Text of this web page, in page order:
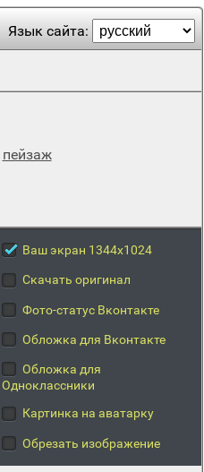
Язык сайта:
пейзаж
Ваш экран 1344x1024
Скачать оригинал
Фото-статус Вконтакте
Обложка для Вконтакте
Обложка для
Одноклассники
Картинка на аватарку
Обрезать изображение